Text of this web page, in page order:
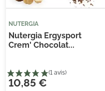
NUTERGIA
Nutergia Ergysport
Crem' Chocolat...
10,85 €